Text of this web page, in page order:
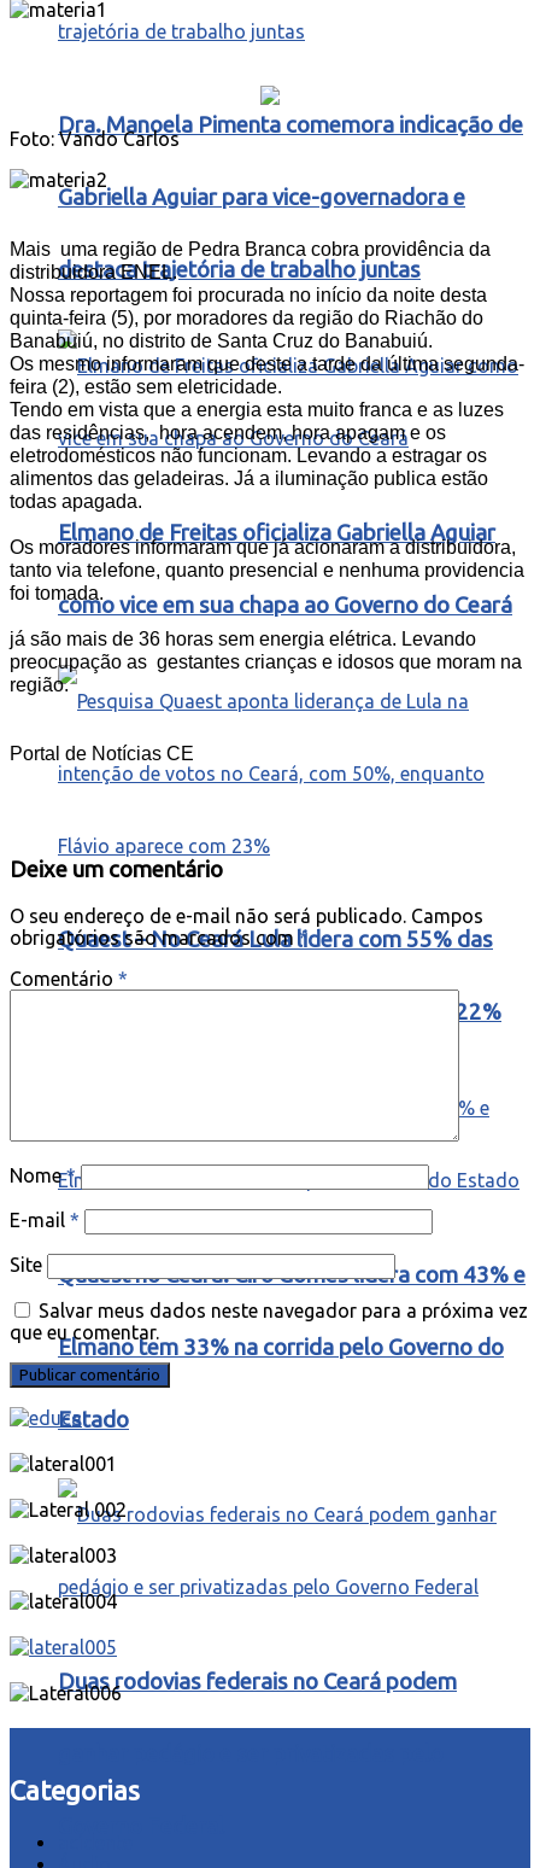
Dra. Manoela Pimenta comemora indicação de
Gabriella Aguiar para vice-governadora e
destaca trajetória de trabalho juntas
Elmano de Freitas oficializa Gabriella Aguiar
como vice em sua chapa ao Governo do Ceará
Quaest – No Ceará Lula lidera com 55% das
intenções de voto e Flavio aparece com 22%
Quaest no Ceará: Ciro Gomes lidera com 43% e
Elmano tem 33% na corrida pelo Governo do
Estado
Duas rodovias federais no Ceará podem
Foto: Vando Carlos
Mais uma região de Pedra Branca cobra providência da
distribuidora ENEL.
Nossa reportagem foi procurada no início da noite desta
quinta-feira (5), por moradores da região do Riachão do
Banabuiú, no distrito de Santa Cruz do Banabuiú.
Os mesmo informaram que deste a tarde da última segunda-
feira (2), estão sem eletricidade.
Tendo em vista que a energia esta muito franca e as luzes
das residências, hora acendem, hora apagam e os
eletrodomésticos não funcionam. Levando a estragar os
alimentos das geladeiras. Já a iluminação publica estão
todas apagada.
Os moradores informaram que já acionaram a distribuidora,
tanto via telefone, quanto presencial e nenhuma providencia
foi tomada.
já são mais de 36 horas sem energia elétrica. Levando
preocupação as gestantes crianças e idosos que moram na
região.
Portal de Notícias CE
Deixe um comentário
O seu endereço de e-mail não será publicado. Campos
obrigatórios são marcados com *
Comentário *
Nome*
E-mail *
Site
Salvar meus dados neste navegador para a próxima vez
que eu comentar.
Categorias